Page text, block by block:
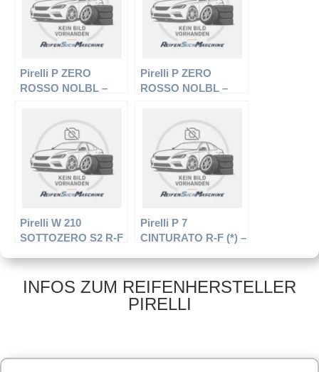
Pirelli P ZERO
ROSSO NOLBL –
Sommerreifen
Pirelli P ZERO
ROSSO NOLBL –
Sommerreifen
Pirelli W 210
SOTTOZERO S2 R-F
225/55 R17 97H –
Winterreifen
Pirelli P 7
CINTURATO R-F (*) –
R18 99 W –
Sommerreifen
INFOS ZUM REIFENHERSTELLER
PIRELLI